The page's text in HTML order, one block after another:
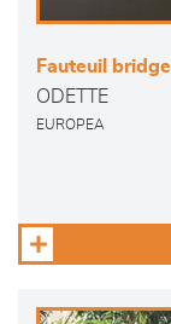
Fauteuil bridge
ODETTE
EUROPEA